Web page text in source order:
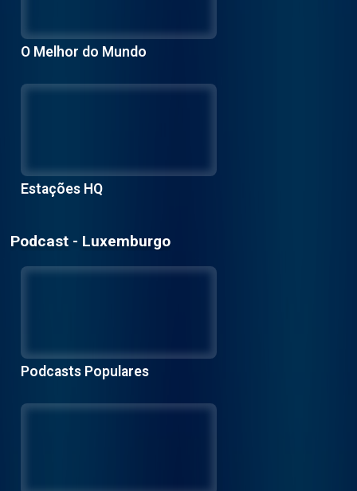
O Melhor do Mundo
Estações HQ
Podcast - Luxemburgo
Podcasts Populares